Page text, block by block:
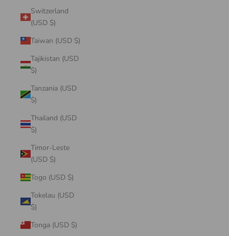
Switzerland
(USD $)
Taiwan (USD $)
Tajikistan (USD
$)
Tanzania (USD
$)
Thailand (USD
$)
Timor-Leste
(USD $)
Togo (USD $)
Tokelau (USD
$)
Tonga (USD $)